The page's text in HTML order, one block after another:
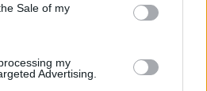
Sale of my
my
Advertising.